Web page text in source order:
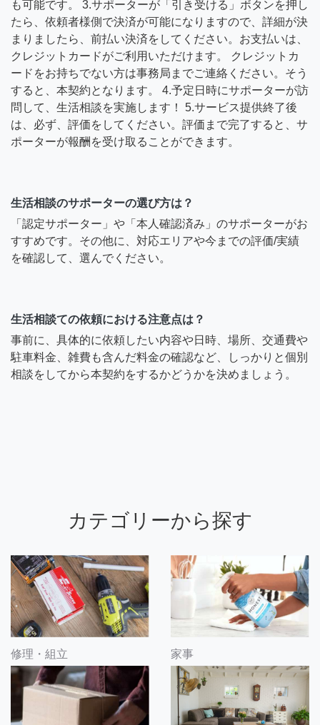
も可能です。 3.サポーターが「引き受ける」ボタンを押し
たら、依頼者様側で決済が可能になりますので、詳細が決
まりましたら、前払い決済をしてください。お支払いは、
クレジットカードがご利用いただけます。 クレジットカ
ードをお持ちでない方は事務局までご連絡ください。そう
すると、本契約となります。 4.予定日時にサポーターが訪
問して、生活相談を実施します！ 5.サービス提供終了後
は、必ず、評価をしてください。評価まで完了すると、サ
ポーターが報酬を受け取ることができます。
生活相談のサポーターの選び方は？
「認定サポーター」や「本人確認済み」のサポーターがお
すすめです。その他に、対応エリアや今までの評価/実績
を確認して、選んでください。
生活相談ての依頼における注意点は？
事前に、具体的に依頼したい内容や日時、場所、交通費や
駐車料金、雑費も含んだ料金の確認など、しっかりと個別
相談をしてから本契約をするかどうかを決めましょう。
カテゴリーから探す
修理・組立 家事